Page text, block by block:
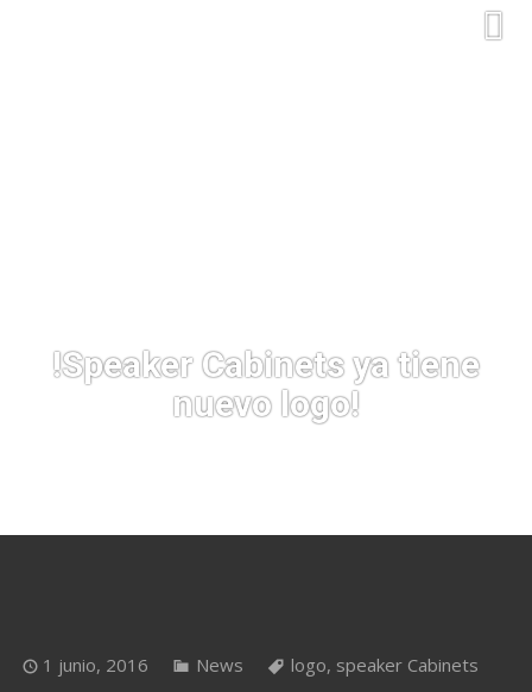
!Speaker Cabinets ya tiene
nuevo logo!
1 junio, 2016 News logo, speaker Cabinets